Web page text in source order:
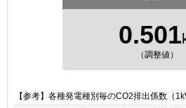
0.501
（調整値）
【参考】各種発電種別毎のCO2排出係数（